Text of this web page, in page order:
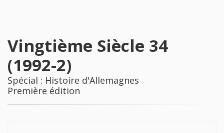
Vingtième Siècle 34
(1992-2)
Spécial : Histoire d'Allemagnes
Première édition